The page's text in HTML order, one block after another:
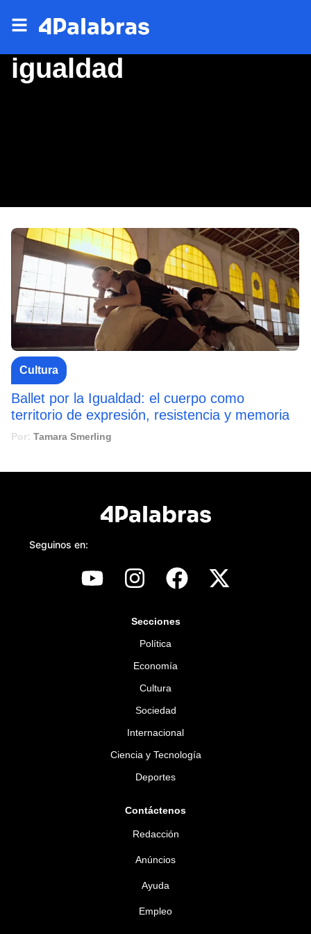
igualdad
Cultura
Ballet por la Igualdad: el cuerpo como
territorio de expresión, resistencia y memoria
Por: Tamara Smerling
Seguinos en:
Secciones
Política
Economía
Cultura
Sociedad
Internacional
Ciencia y Tecnología
Deportes
Contáctenos
Redacción
Anúncios
Ayuda
Empleo